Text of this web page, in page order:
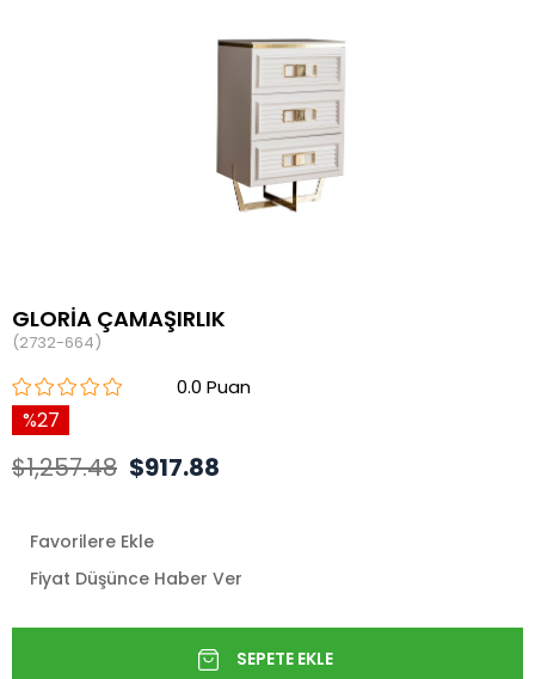
GLORİA ÇAMAŞIRLIK
(2732-664)
0.0
27
$1,257.48 $917.88
Favorilere Ekle
Fiyat Düşünce Haber Ver